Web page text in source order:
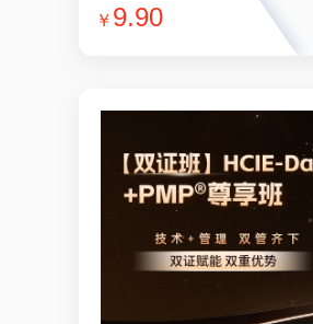
￥ 9.90